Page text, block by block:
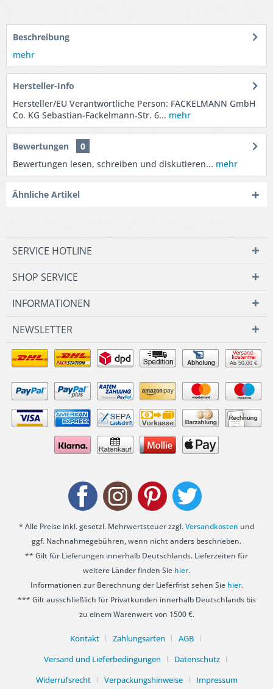
Beschreibung
mehr
Hersteller-Info
Hersteller/EU Verantwortliche Person: FACKELMANN GmbH
Co. KG Sebastian-Fackelmann-Str. 6... mehr
Bewertungen
0
Bewertungen lesen, schreiben und diskutieren... mehr
Ähnliche Artikel
SERVICE HOTLINE
SHOP SERVICE
INFORMATIONEN
NEWSLETTER
Ab 50,00 €
* Alle Preise inkl. gesetzl. Mehrwertsteuer zzgl.Versandkosten und
ggf. Nachnahmegebühren, wenn nicht anders beschrieben.
** Gilt für Lieferungen innerhalb Deutschlands. Lieferzeiten für
weitere Länder finden Sie hier.
Informationen zur Berechnung der Lieferfrist sehen Sie hier.
*** Gilt ausschließlich für Privatkunden innerhalb Deutschlands bis
zu einem Warenwert von 1500 €.
Kontakt Zahlungsarten
AGB
Versand und Lieferbedingungen
Datenschutz
Widerrufsrecht
Verpackungshinweise Impressum